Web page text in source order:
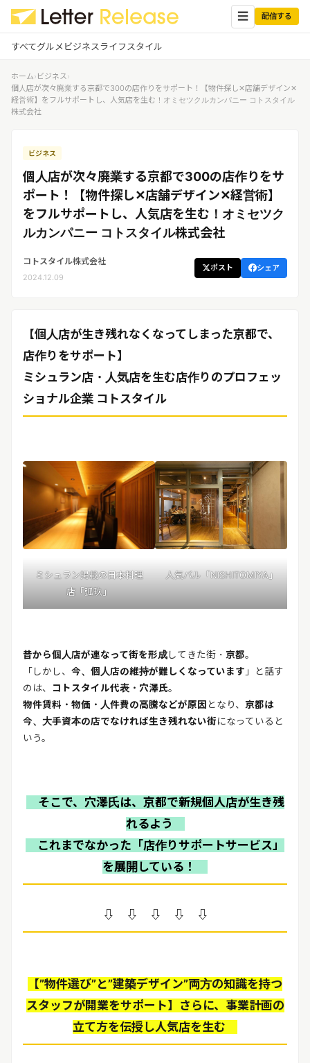
☰ 配信する
すべてグルメビジネスライフスタイル
✕
グルメ
ビジネス
ライフスタイル
無料会員登録
ログイン ✕
企業ユーザーでログイン
する
受信 レターリリース受信ユーザー
メディアユーザーでログインする
レターリリースを受信（メディア登
録）
ホーム› ビジネス›
個人店が次々廃業する京都で300の店作りをサポート！【物件探し✕店舗デザイン✕
経営術】をフルサポートし、人気店を生む！オミセツクルカンパニー コトスタイル
株式会社
ビジネス
個人店が次々廃業する京都で300の店作りをサ
ポート！【物件探し✕店舗デザイン✕経営術】
をフルサポートし、人気店を生む！オミセツク
ルカンパニー コトスタイル株式会社
コトスタイル株式会社
2024.12.09
ポスト シェア
【個人店が生き残れなくなってしまった京都で、
店作りをサポート】
ミシュラン店・人気店を生む店作りのプロフェッ
ショナル企業 コトスタイル
ミシュラン掲載の日本料理
店「弧玖」
人気バル「NISHITOMIYA」
昔から個人店が連なって街を形成してきた街・ 京都。
「しかし、 今、個人店の維持が難しくなっています 」と話す
のは、
コトスタイル代表・穴澤氏。
物件賃料・物価・人件費の高騰などが原因 となり、 京都は
今、大手資本の店でなければ生き残れない街になっていると
いう。
そこで、穴澤氏は、京都で新規個人店が生き残
れるよう
これまでなかった「店作りサポートサービス」
を展開している！
⇩ ⇩ ⇩ ⇩ ⇩
【”物件選び”と”建築デザイン”両方の知識を持つ
スタッフが開業をサポート】さらに、事業計画の
立て方を伝授し人気店を生む